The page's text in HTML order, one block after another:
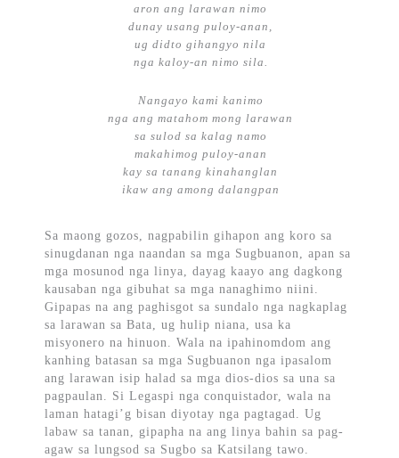
aron ang larawan nimo
dunay usang puloy-anan,
ug didto gihangyo nila
nga kaloy-an nimo sila.
Nangayo kami kanimo
nga ang matahom mong larawan
sa sulod sa kalag namo
makahimog puloy-anan
kay sa tanang kinahanglan
ikaw ang among dalangpan
Sa maong gozos, nagpabilin gihapon ang koro sa
sinugdanan nga naandan sa mga Sugbuanon, apan sa
mga mosunod nga linya, dayag kaayo ang dagkong
kausaban nga gibuhat sa mga nanaghimo niini.
Gipapas na ang paghisgot sa sundalo nga nagkaplag
sa larawan sa Bata, ug hulip niana, usa ka
misyonero na hinuon. Wala na ipahinomdom ang
kanhing batasan sa mga Sugbuanon nga ipasalom
ang larawan isip halad sa mga dios-dios sa una sa
pagpaulan. Si Legaspi nga conquistador, wala na
laman hatagi’g bisan diyotay nga pagtagad. Ug
labaw sa tanan, gipapha na ang linya bahin sa pag-
agaw sa lungsod sa Sugbo sa Katsilang tawo.